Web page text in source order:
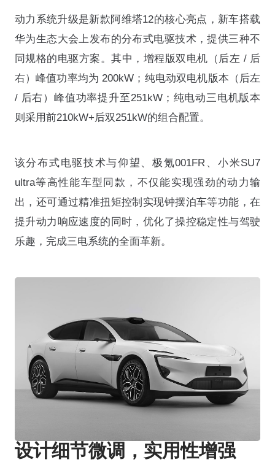
动力系统升级是新款阿维塔12的核心亮点，新车搭载
华为生态大会上发布的分布式电驱技术，提供三种不
同规格的电驱方案。其中，增程版双电机（后左 / 后
右）峰值功率均为 200kW；纯电动双电机版本（后左
/ 后右）峰值功率提升至251kW；纯电动三电机版本
则采用前210kW+后双251kW的组合配置。
该分布式电驱技术与仰望、极氪001FR、小米SU7
ultra等高性能车型同款，不仅能实现强劲的动力输
出，还可通过精准扭矩控制实现钟摆泊车等功能，在
提升动力响应速度的同时，优化了操控稳定性与驾驶
乐趣，完成三电系统的全面革新。
设计细节微调，实用性增强